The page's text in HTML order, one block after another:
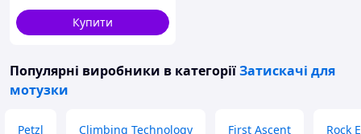
Купити
Популярні виробники в категоріїЗатискачі для
мотузки
Petzl Climbing Technology First Ascent Rock